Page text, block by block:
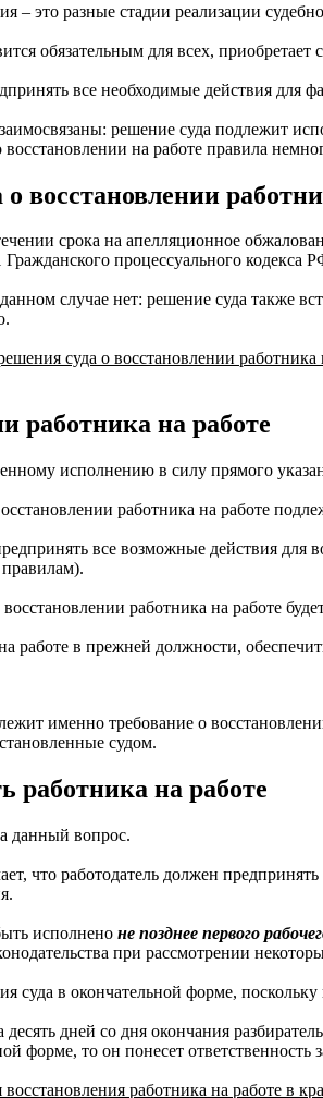
– это разные стадии реализации
обязательным для всех,
все необходимые действия для
решение суда подлежит
на работе правила
восстановлении
срока на апелляционное
процессуального кодекса
случае нет: решение суда также
суда о восстановлении
работника на работе
исполнению в силу прямого
работника на работе
все возможные действия для
работника на работе
работе в прежней должности,
именно требование о
судом.
работника на работе
данный вопрос.
что работодатель должен
исполнено не позднее первого
при рассмотрении
суда в окончательной форме,
дней со дня окончания
форме, то он понесет ответственность
работника на работе в